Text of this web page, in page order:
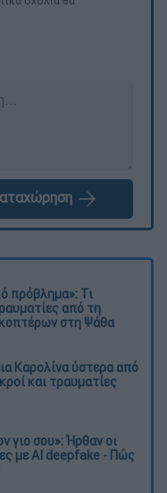
πρόβλημα»: Τι
από τη
στη Ψάθα
Καρολίνα ύστερα από
και τραυματίες
γιο σου»: Ήρθαν οι
με AI deepfake - Πώς